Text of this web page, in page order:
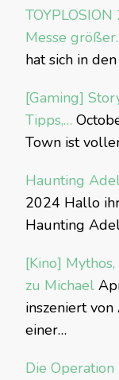
Messe
hat sich in
[Gaming]
Tipps,…
Town ist
Haunting
2024 Hallo
Haunting
[Kino]
zu Michael
inszeniert
einer…
Die Operation